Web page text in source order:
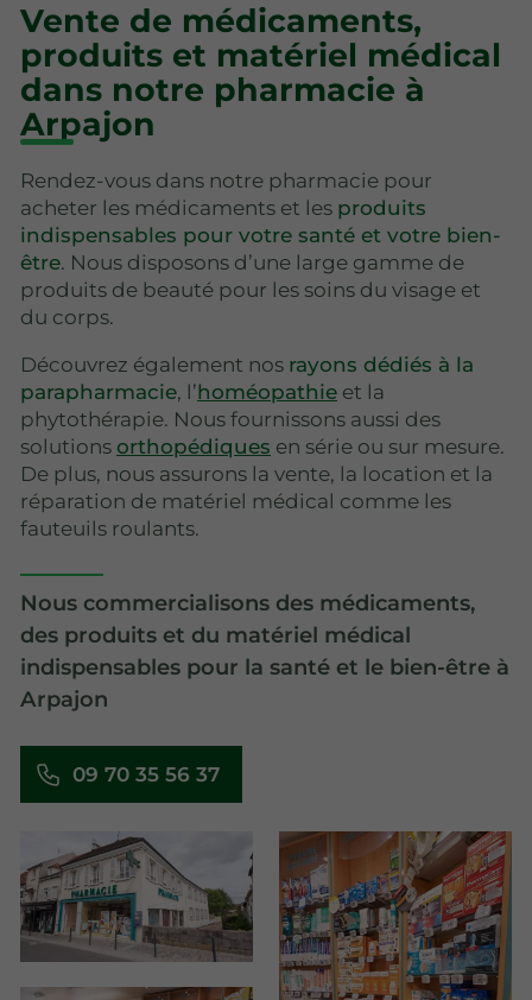
Vente de médicaments,
produits et matériel médical
dans notre pharmacie à
Arpajon
Rendez-vous dans notre pharmacie pour
acheter les médicaments et les produits
indispensables pour votre santé et votre bien-
être. Nous disposons d’une large gamme de
produits de beauté pour les soins du visage et
du corps.
Découvrez également nos rayons dédiés à la
parapharmacie, l’homéopathie et la
phytothérapie. Nous fournissons aussi des
solutions orthopédiques en série ou sur mesure.
De plus, nous assurons la vente, la location et la
réparation de matériel médical comme les
fauteuils roulants.
Nous commercialisons des médicaments,
des produits et du matériel médical
indispensables pour la santé et le bien-être à
Arpajon
09 70 35 56 37